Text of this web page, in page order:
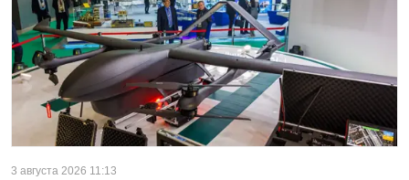
3 августа 2026 11:13